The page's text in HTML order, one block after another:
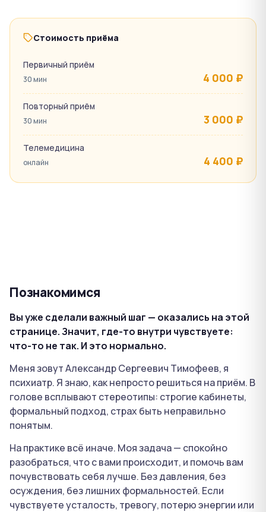
Стоимость приёма
Первичный приём
30 мин 4 000 ₽
Повторный приём
30 мин 3 000 ₽
Телемедицина
онлайн 4 400 ₽
Познакомимся
Вы уже сделали важный шаг — оказались на этой
странице. Значит, где-то внутри чувствуете:
что-то не так. И это нормально.
Меня зовут Александр Сергеевич Тимофеев, я
психиатр. Я знаю, как непросто решиться на приём. В
голове всплывают стереотипы: строгие кабинеты,
формальный подход, страх быть неправильно
понятым.
На практике всё иначе. Моя задача — спокойно
разобраться, что с вами происходит, и помочь вам
почувствовать себя лучше. Без давления, без
осуждения, без лишних формальностей. Если
чувствуете усталость, тревогу, потерю энергии или